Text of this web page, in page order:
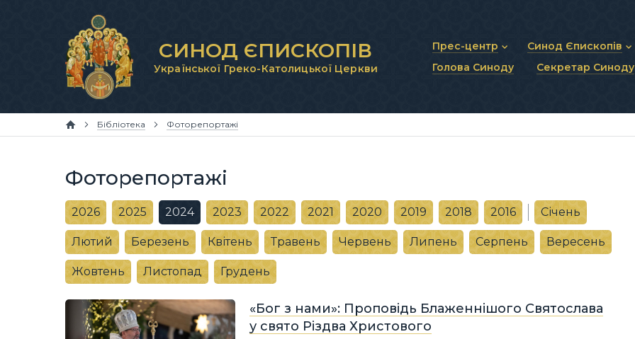
СИНОД ЄПИСКОПІВ
Української Греко-Католицької Церкви
Прес-центр
Новини та анонси
Синод Єпископів
Статут Синоду
Синодальні органи
Голова Синоду Секретар Синоду
Бібліотека Фоторепортажі
Фоторепортажі
2026 2025 2024 2023 2022 2021 2020 2019 2018 2016 Січень
Лютий Березень Квітень Травень Червень Липень Серпень Вересень
Жовтень Листопад Грудень
«Бог з нами»: Проповідь Блаженнішого Святослава
у свято Різдва Христового